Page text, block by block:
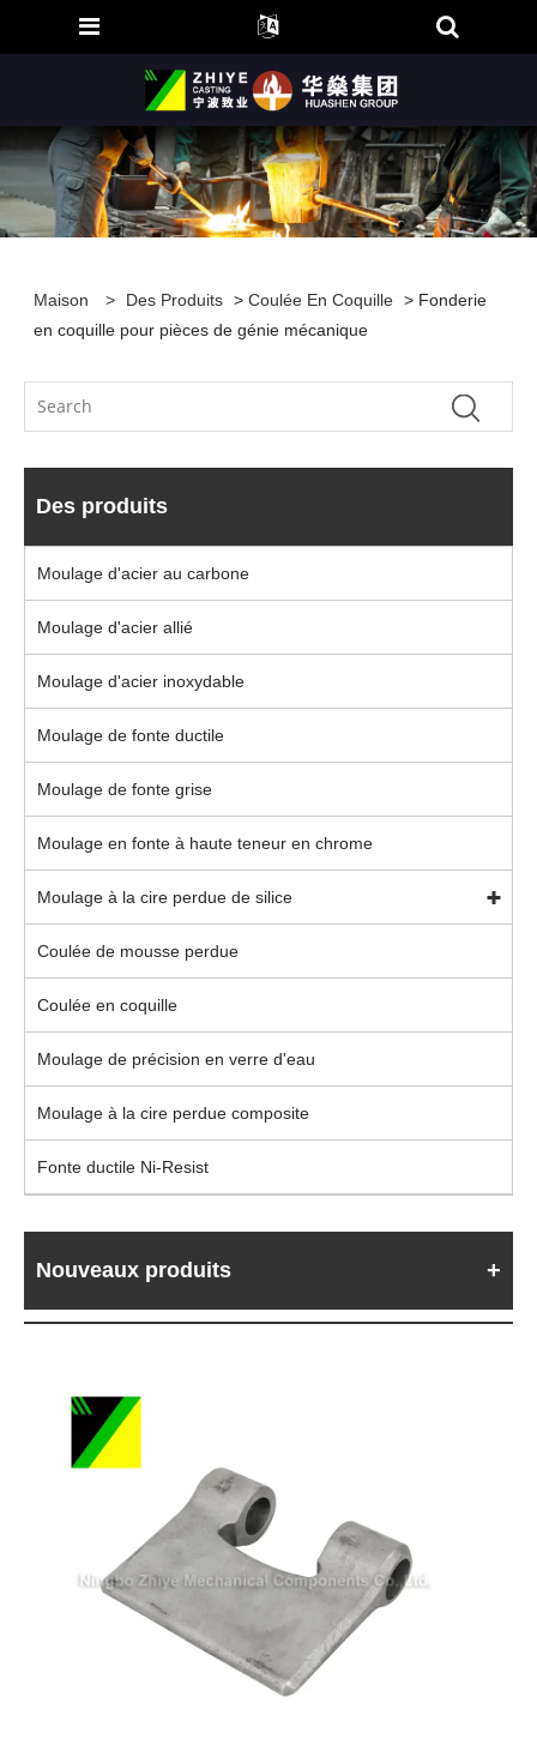
Maison > Des Produits >Coulée En Coquille > Fonderie
en coquille pour pièces de génie mécanique
Des produits
Moulage d'acier au carbone
Moulage d'acier allié
Moulage d'acier inoxydable
Moulage de fonte ductile
Moulage de fonte grise
Moulage en fonte à haute teneur en chrome
Moulage à la cire perdue de silice
Coulée de mousse perdue
Coulée en coquille
Moulage de précision en verre d'eau
Moulage à la cire perdue composite
Fonte ductile Ni-Resist
Nouveaux produits